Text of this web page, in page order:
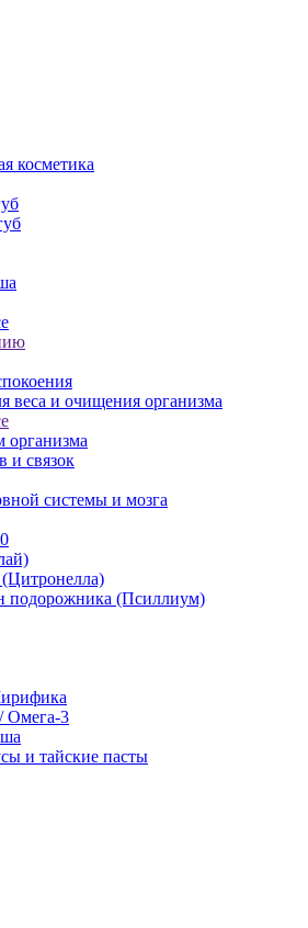
косметика
веса и очищения организма
организма
и связок
системы и мозга
подорожника (Псиллиум)
Омега-3
и тайские пасты